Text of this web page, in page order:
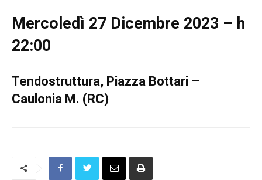
Mercoledì 27 Dicembre 2023 – h
22:00
Tendostruttura, Piazza Bottari –
Caulonia M. (RC)